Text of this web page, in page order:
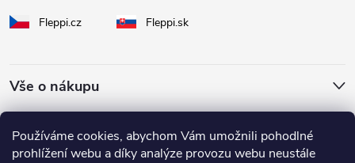
Používáme cookies, abychom Vám umožnili pohodlné
prohlížení webu a díky analýze provozu webu neustále
Fleppi.cz Fleppi.sk
Vše o nákupu
O Fleppi